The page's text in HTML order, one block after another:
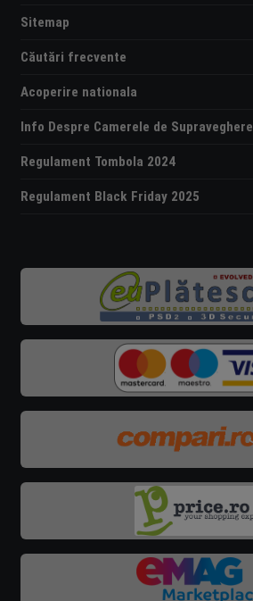
Sitemap
Căutări frecvente
Acoperire nationala
Info Despre Camerele de Supraveghere
Regulament Tombola 2024
Regulament Black Friday 2025